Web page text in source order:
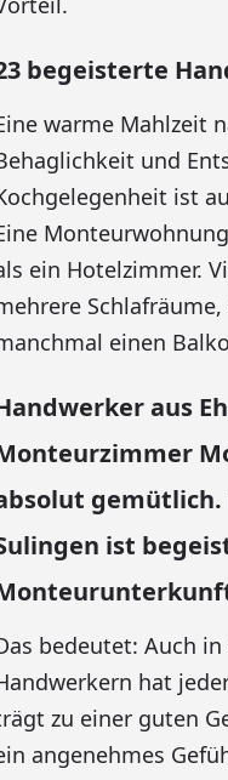
begeisterte
warme Mahlzeit
und
ist
ein Hotelzimmer.
einen
aus
gemütlich.
ist
bedeutet: Auch
hat
zu einer guten
angenehmes